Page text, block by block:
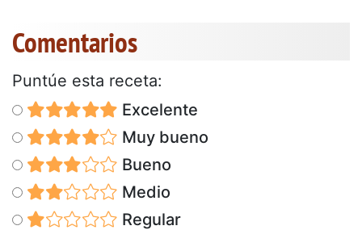
Comentarios
Puntúe esta receta:
Excelente
Muy bueno
Bueno
Medio
Regular